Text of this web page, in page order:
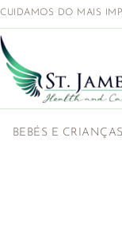
CUIDAMOS DO MAIS
BEBÉS E CRIANÇAS